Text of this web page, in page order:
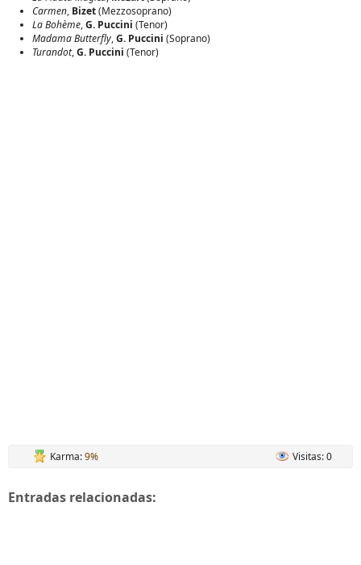
Carmen, Bizet(Mezzosoprano)
La Bohème,G. Puccini (Tenor)
Madama Butterfly,G. Puccini (Soprano)
Turandot,G. Puccini (Tenor)
Karma:9% Visitas: 0
Entradas relacionadas: